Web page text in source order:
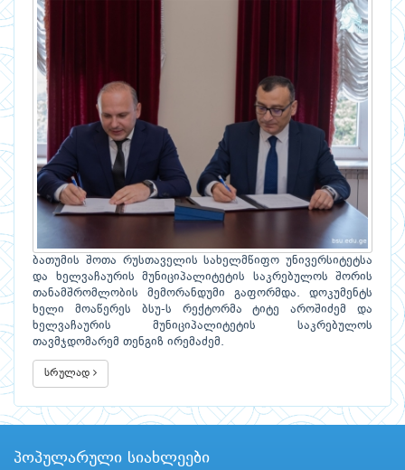
ბათუმის შოთა რუსთაველის სახელმწიფო უნივერსიტეტსა
და ხელვაჩაურის მუნიციპალიტეტის საკრებულოს შორის
თანამშრომლობის მემორანდუმი გაფორმდა. დოკუმენტს
ხელი მოაწერეს ბსუ-ს რექტორმა ტიტე აროშიძემ და
ხელვაჩაურის მუნიციპალიტეტის საკრებულოს
თავმჯდომარემ თენგიზ ირემაძემ.
სრულად
პოპულარული სიახლეები